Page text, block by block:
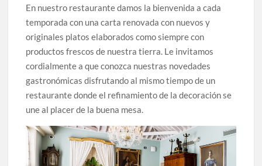
En nuestro restaurante damos la bienvenida a cada
temporada con una carta renovada con nuevos y
originales platos elaborados como siempre con
productos frescos de nuestra tierra. Le invitamos
cordialmente a que conozca nuestras novedades
gastronómicas disfrutando al mismo tiempo de un
restaurante donde el refinamiento de la decoración se
une al placer de la buena mesa.